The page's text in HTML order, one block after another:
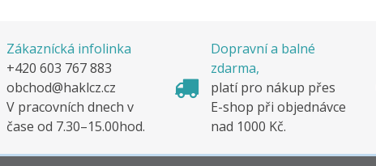
Zákaznícká infolinka
+420 603 767 883
obchod@haklcz.cz
V pracovních dnech v
čase od 7.30–15.00hod.
Dopravní a balné
zdarma,
platí pro nákup přes
E-shop při objednávce
nad 1000 Kč.